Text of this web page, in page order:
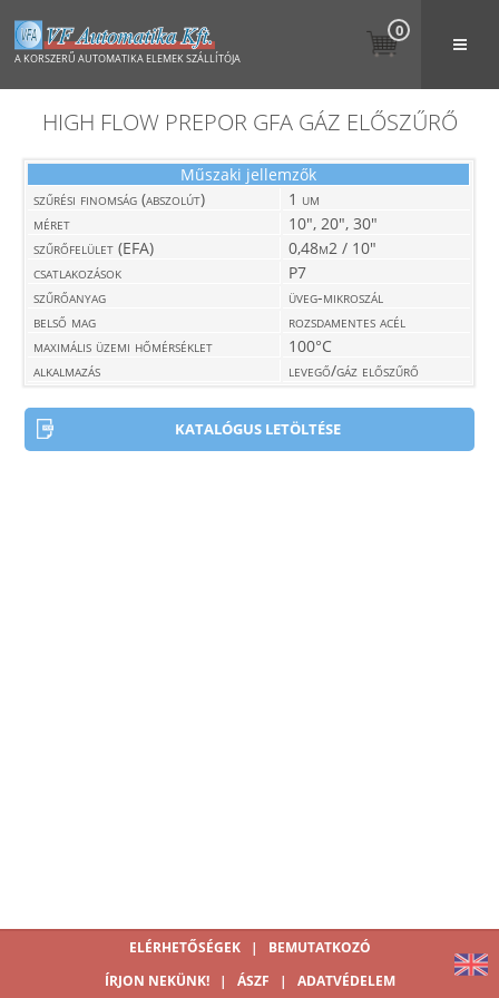
A KORSZERŰ AUTOMATIKA ELEMEK SZÁLLÍTÓJA
0
HIGH FLOW PREPOR GFA GÁZ ELŐSZŰRŐ
Műszaki jellemzők
szűrési finomság (abszolút)
1 um
méret
10", 20", 30"
szűrőfelület (EFA)
0,48m2 / 10"
csatlakozások
P7
szűrőanyag
üveg-mikroszál
belső mag
rozsdamentes acél
maximális üzemi hőmérséklet
100°C
alkalmazás
levegő/gáz előszűrő
KATALÓGUS LETÖLTÉSE
ELÉRHETŐSÉGEK |
BEMUTATKOZÓ
ÍRJON NEKÜNK!
| ÁSZF | ADATVÉDELEM